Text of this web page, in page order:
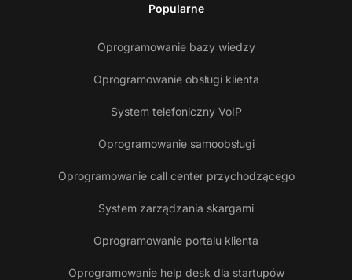
Popularne
Oprogramowanie bazy wiedzy
Oprogramowanie obsługi klienta
System telefoniczny VoIP
Oprogramowanie samoobsługi
Oprogramowanie call center przychodzącego
System zarządzania skargami
Oprogramowanie portalu klienta
Oprogramowanie help desk dla startupów